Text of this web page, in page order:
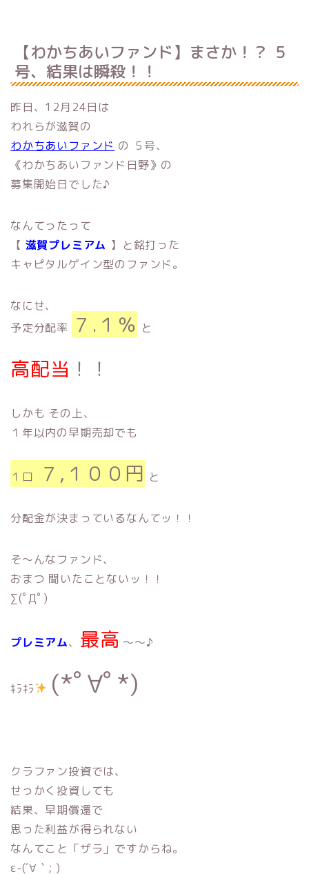
【わかちあいファンド】まさか！？ ５
号、結果は瞬殺！！
昨日、12月24日は
われらが滋賀の
わかちあいファンド の ５号、
《わかちあいファンド日野》の
募集開始日でした♪
なんてったって
【 滋賀プレミアム 】と銘打った
キャピタルゲイン型のファンド。
なにせ、
予定分配率 ７.１％ と
高配当 ！！
しかも その上、
１年以内の早期売却でも
１口 ７,１００円 と
分配金が決まっているなんてッ！！
そ〜んなファンド、
おまつ 聞いたことないッ！！
∑(ﾟДﾟ)
プレミアム、 最高 〜〜♪
ｷﾗｷﾗ (*ﾟ∀ﾟ*)
クラファン投資では、
せっかく投資しても
結果、早期償還で
思った利益が得られない
なんてこと「ザラ」ですからね。
ε-(´∀｀; )